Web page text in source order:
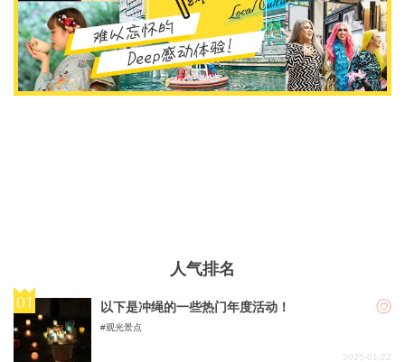
人气排名
以下是冲绳的一些热门年度活动！
观光景点
2025-01-22